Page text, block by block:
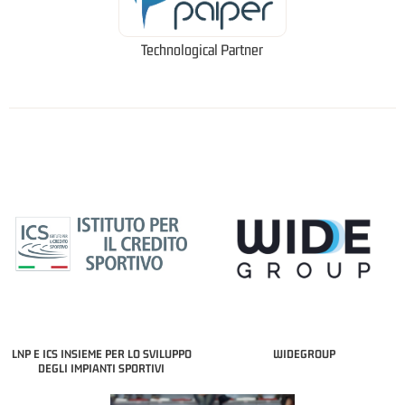
Technological Partner
LNP E ICS INSIEME PER LO SVILUPPO
DEGLI IMPIANTI SPORTIVI
WIDEGROUP